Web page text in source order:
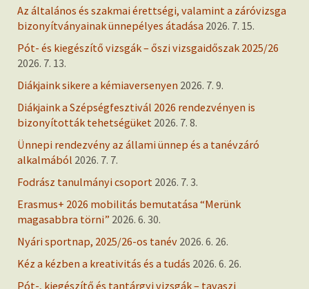
Az általános és szakmai érettségi, valamint a záróvizsga
bizonyítványainak ünnepélyes átadása 2026. 7. 15.
Pót- és kiegészítő vizsgák – őszi vizsgaidőszak 2025/26
2026. 7. 13.
Diákjaink sikere a kémiaversenyen 2026. 7. 9.
Diákjaink a Szépségfesztivál 2026 rendezvényen is
bizonyították tehetségüket 2026. 7. 8.
Ünnepi rendezvény az állami ünnep és a tanévzáró
alkalmából 2026. 7. 7.
Fodrász tanulmányi csoport 2026. 7. 3.
Erasmus+ 2026 mobilitás bemutatása “Merünk
magasabbra törni” 2026. 6. 30.
Nyári sportnap, 2025/26-os tanév 2026. 6. 26.
Kéz a kézben a kreativitás és a tudás 2026. 6. 26.
Pót-, kiegészítő és tantárgyi vizsgák – tavaszi